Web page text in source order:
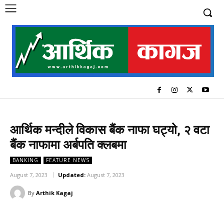
आर्थिक मन्दीले विकास बैंक नाफा घट्यो, २ वटा
बैंक नाफामा अर्बपति क्लबमा
BANKING FEATURE NEWS
August 7, 2023 Updated: August 7, 2023
By Arthik Kagaj